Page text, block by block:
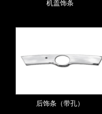
机盖饰条
后饰条（带孔）